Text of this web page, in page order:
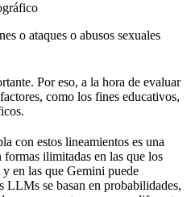
o ataques o abusos sexuales
Por eso, a la hora de evaluar
como los fines educativos,
con estos lineamientos es una
ilimitadas en las que los
en las que Gemini puede
LLMs se basan en probabilidades,